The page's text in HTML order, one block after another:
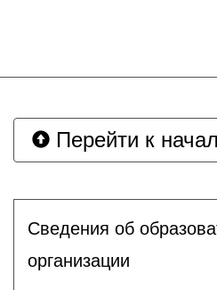
Перейти к
Сведения об
организации